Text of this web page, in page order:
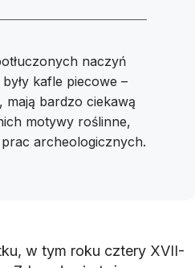
naczyń
kafle piecowe –
mają bardzo ciekawą
motywy roślinne,
archeologicznych.
w tym roku cztery XVII-